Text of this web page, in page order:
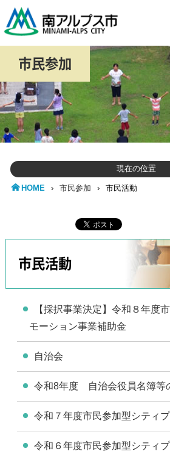
市民参加
現在の位置
HOME › 市民参加 › 市民活動
市民活動
【採択事業決定】令和８年度
モーション事業補助金
自治会
令和8年度 自治会役員名簿等
令和７年度市民参加型シティ
令和６年度市民参加型シティ